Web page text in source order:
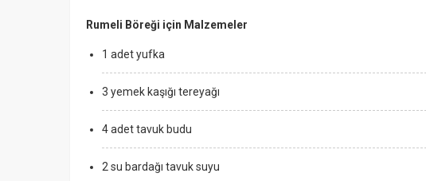
Rumeli Böreği için Malzemeler
1 adet yufka
3 yemek kaşığı tereyağı
4 adet tavuk budu
2 su bardağı tavuk suyu